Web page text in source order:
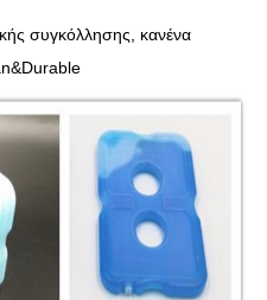
συγκόλλησης, κανένα